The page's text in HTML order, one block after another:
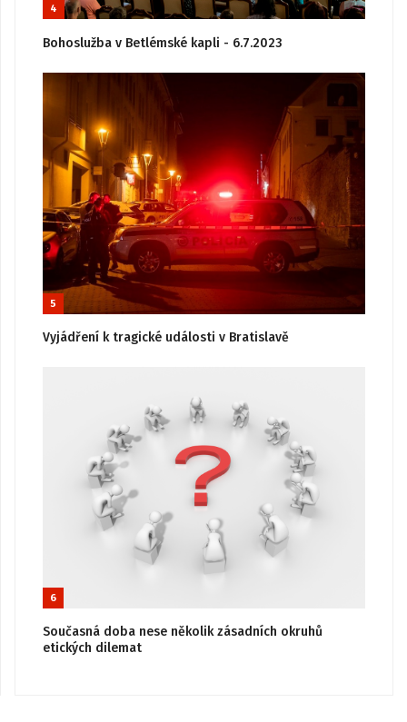
4
Bohoslužba v Betlémské kapli - 6.7.2023
5
Vyjádření k tragické události v Bratislavě
6
Současná doba nese několik zásadních okruhů
etických dilemat